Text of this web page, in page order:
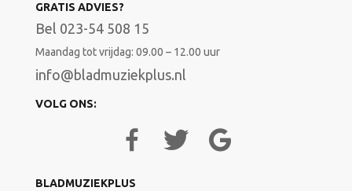
GRATIS ADVIES?
Bel 023-54 508 15
Maandag tot vrijdag: 09.00 – 12.00 uur
info@bladmuziekplus.nl
VOLG ONS:
BLADMUZIEKPLUS